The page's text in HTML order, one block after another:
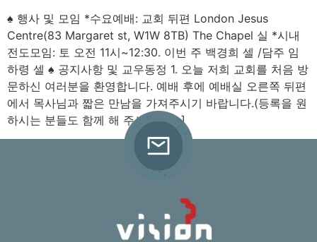
♠ 행사 및 모임 *수요예배: 교회 뒤편 London Jesus
Centre(83 Margaret st, W1W 8TB) The Chapel 실 *시내
전도모임: 토 오전 11시~12:30. 이번 주 백경희 셀 /담주 임
하령 셀 ♠ 공지사항 및 교우동정 1. 오늘 저희 교회를 처음 방
문하신 여러분을 환영합니다. 예배 후에 예배실 오른쪽 뒤편
에서 목사님과 짧은 만남을 가져주시기 바랍니다.(등록을 원
하시는 분들도 함께 해 주세요.) […]